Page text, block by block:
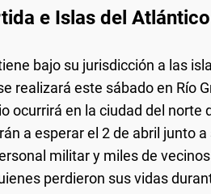
e Islas del
bajo su jurisdicción a las
realizará este sábado en Río
ocurrirá en la ciudad del norte
a esperar el 2 de abril junto
militar y miles de
perdieron sus vidas